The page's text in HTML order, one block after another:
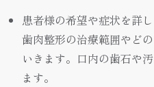
患者様の希望や症状を詳
歯肉整形の治療範囲やど
いきます。口内の歯石や
ます。